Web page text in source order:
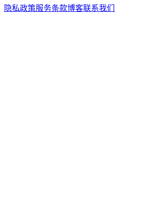
隐私政策服务条款博客联系我们